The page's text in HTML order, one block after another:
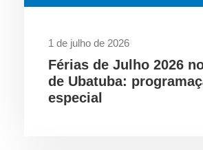
1 de julho de 2026
Férias de Julho 2026
de Ubatuba:
especial